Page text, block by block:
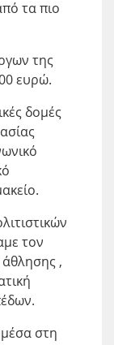
τα πιο
της
ευρώ.
δομές
τον
,
στη